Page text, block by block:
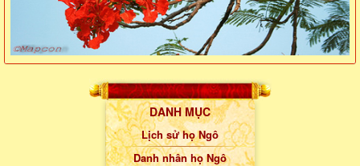
DANH MỤC
Lịch sử họ Ngô
Danh nhân họ Ngô